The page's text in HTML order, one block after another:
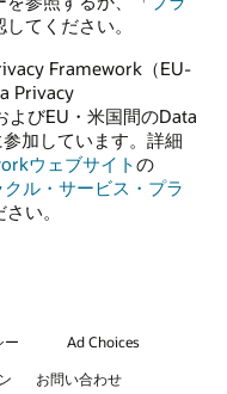
てください。
Framework（EU-
Privacy
よびEU・米国間のData
加しています。詳細
ウェブサイトの
クル・サービス・プラ
い。
ー
Ad Choices
お問い合わせ